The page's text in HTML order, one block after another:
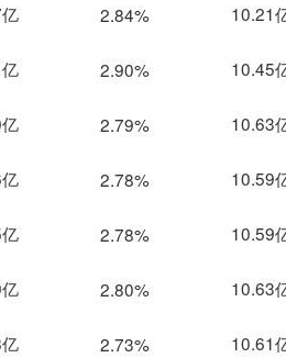
2.84% 10.21
2.90% 10.45
2.79% 10.63
2.78% 10.59
2.78% 10.59
2.80% 10.63
2.73% 10.61